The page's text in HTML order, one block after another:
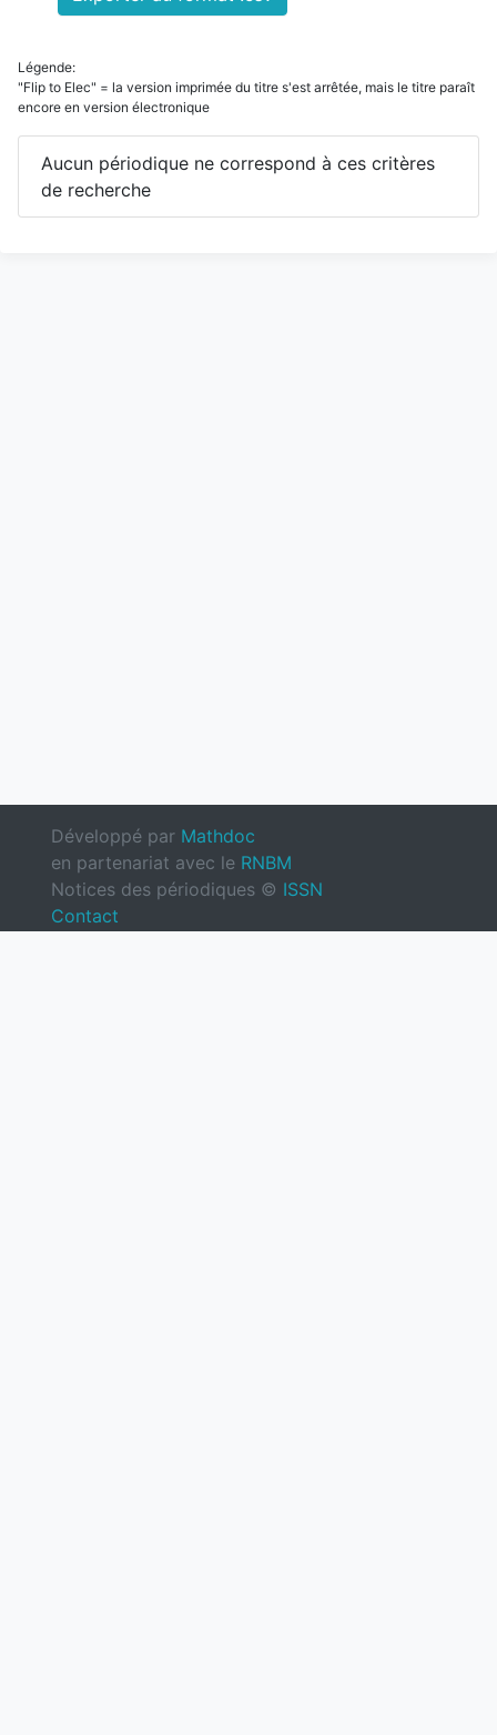
Légende:
"Flip to Elec" = la version imprimée du titre s'est arrêtée, mais le titre paraît
encore en version électronique
Aucun périodique ne correspond à ces critères
de recherche
Développé par Mathdoc
en partenariat avec le RNBM
Notices des périodiques © ISSN
Contact